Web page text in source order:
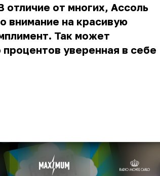
отличие от многих, Ассоль
внимание на красивую
Так может
процентов уверенная в себе